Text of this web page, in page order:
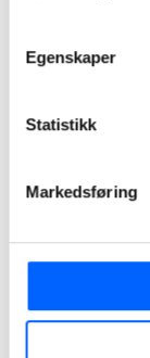
Egenskaper
Statistikk
Markedsføring